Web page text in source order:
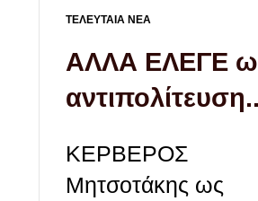
ΤΕΛΕΥΤΑΙΑ ΝΕΑ
ΑΛΛΑ ΕΛΕΓΕ
ΚΕΡΒΕΡΟΣ
Μητσοτάκης ως